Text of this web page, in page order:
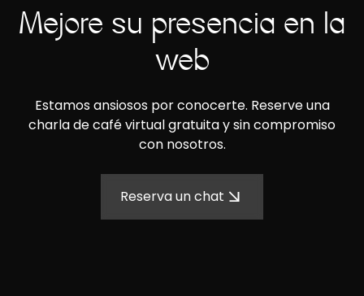
Mejore su presencia en la
web
Estamos ansiosos por conocerte. Reserve una
charla de café virtual gratuita y sin compromiso
con nosotros.
Reserva un chat